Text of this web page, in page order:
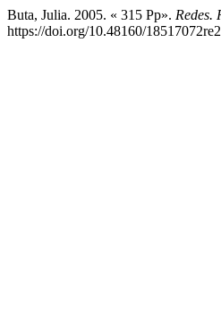
Buta, Julia. 2005. « 315 Pp». Redes.
https://doi.org/10.48160/